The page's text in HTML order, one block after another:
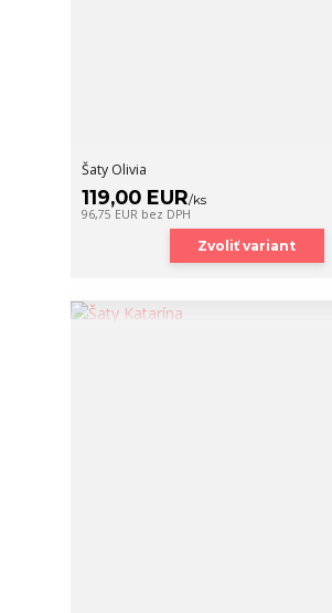
Šaty Olivia
119,00 EUR/ks
96,75 EUR bez DPH
Zvoliť variant